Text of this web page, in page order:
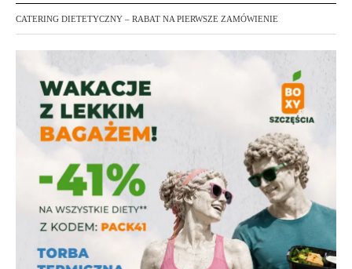
CATERING DIETETYCZNY – RABAT NA PIERWSZE ZAMÓWIENIE